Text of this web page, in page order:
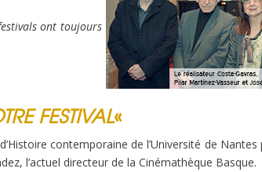
ont toujours
FESTIVAL«
contemporaine de l’Université de Nantes
l’actuel directeur de la Cinémathèque Basque.